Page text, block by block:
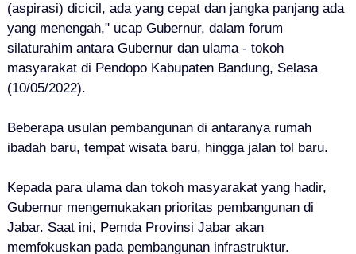
(aspirasi) dicicil, ada yang cepat dan jangka panjang ada
yang menengah," ucap Gubernur, dalam forum
silaturahim antara Gubernur dan ulama - tokoh
masyarakat di Pendopo Kabupaten Bandung, Selasa
(10/05/2022).
Beberapa usulan pembangunan di antaranya rumah
ibadah baru, tempat wisata baru, hingga jalan tol baru.
Kepada para ulama dan tokoh masyarakat yang hadir,
Gubernur mengemukakan prioritas pembangunan di
Jabar. Saat ini, Pemda Provinsi Jabar akan
memfokuskan pada pembangunan infrastruktur.